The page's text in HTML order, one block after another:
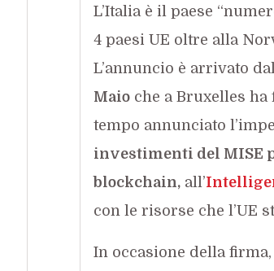
L’Italia è il paese
4 paesi UE oltre alla
L’annuncio è arrivato dal
Maioche a Bruxelles ha
tempo annunciato
investimenti del MISE
blockchain,all’
con le risorse che l’UE
In occasione della